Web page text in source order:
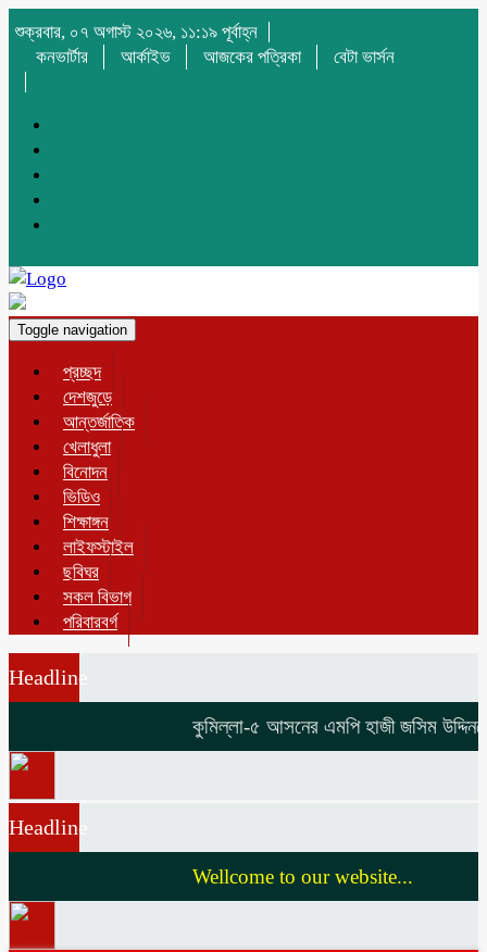
শুক্রবার, ০৭ অগাস্ট ২০২৬, ১১:১৯ পূর্বাহ্ন
কনভার্টার
আর্কাইভ আজকের পত্রিকা বেটা ভার্সন
Toggle navigation
প্রচ্ছদ
দেশজুড়ে
আন্তর্জাতিক
খেলাধুলা
বিনোদন
ভিডিও
শিক্ষাঙ্গন
লাইফস্টাইল
ছবিঘর
সকল বিভাগ
পরিবারবর্গ
Headline
কুমিল্লা-৫ আসনের এমপি হাজী জসিম উদ্দিনকে
Headline
Wellcome to our website...